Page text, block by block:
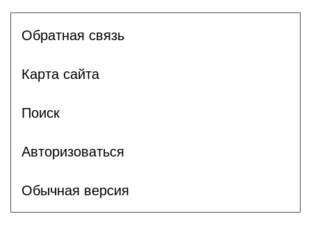
Обратная связь
Карта сайта
Поиск
Авторизоваться
Обычная версия